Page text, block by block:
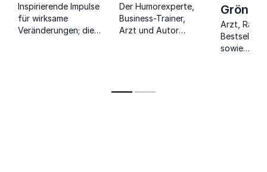
Inspirierende Impulse
für wirksame
Veränderungen; die
Der Humorexperte,
Business-Trainer,
Arzt und Autor
Arzt,
Bestseller-
sowie